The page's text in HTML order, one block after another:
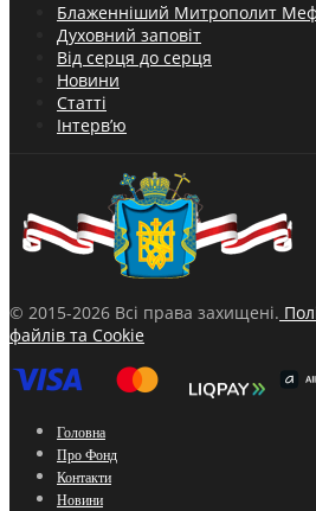
Блаженніший Митрополит
Духовний заповіт
Від серця до серця
Новини
Статті
Інтерв’ю
© 2015-2026 Всі права захищені.
файлів та Cookie
Головна
Про Фонд
Контакти
Новини